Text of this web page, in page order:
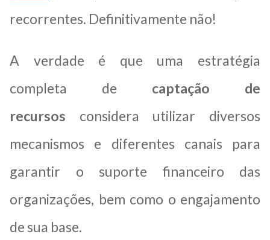
recorrentes. Definitivamente não!
A verdade é que uma estratégia
completa de captação de
recursos considera utilizar diversos
mecanismos e diferentes canais para
garantir o suporte financeiro das
organizações, bem como o engajamento
de sua base.